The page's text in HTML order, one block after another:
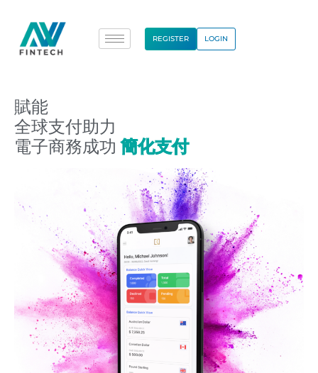
REGISTER LOGIN
賦能
全球支付助力
電子商務成功 簡化支付